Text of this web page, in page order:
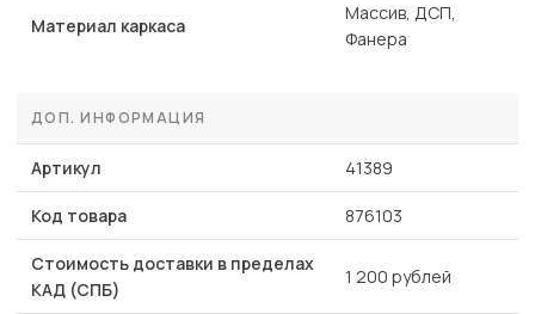
Материал каркаса
Массив, ДСП,
Фанера
ДОП. ИНФОРМАЦИЯ
Артикул 41389
Код товара 876103
Стоимость доставки в пределах
КАД (СПБ)
1 200 рублей